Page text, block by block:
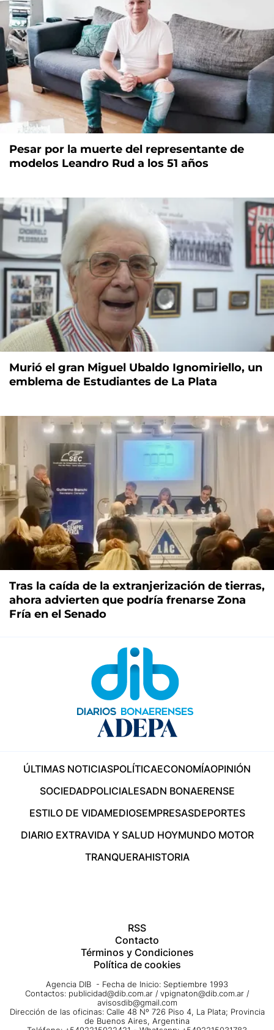
Pesar por la muerte del representante de
modelos Leandro Rud a los 51 años
Murió el gran Miguel Ubaldo Ignomiriello, un
emblema de Estudiantes de La Plata
Tras la caída de la extranjerización de tierras,
ahora advierten que podría frenarse Zona
Fría en el Senado
ÚLTIMAS NOTICIASPOLÍTICAECONOMÍAOPINIÓN
SOCIEDADPOLICIALESADN BONAERENSE
ESTILO DE VIDAMEDIOSEMPRESASDEPORTES
DIARIO EXTRAVIDA Y SALUD HOYMUNDO MOTOR
TRANQUERAHISTORIA
RSS
Contacto
Términos y Condiciones
Política de cookies
Agencia DIB - Fecha de Inicio: Septiembre 1993
Contactos: publicidad@dib.com.ar / vpignaton@dib.com.ar /
avisosdib@gmail.com
Dirección de las oficinas: Calle 48 Nº 726 Piso 4, La Plata; Provincia
de Buenos Aires, Argentina